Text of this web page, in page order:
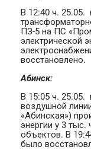
В 12:40 ч. 25.05.
ПЗ-5 на ПС
электрической
восстановлено.
Абинск:
В 15:05 ч. 25.05.
воздушной
«Абинская»)
энергии у 3
объектов. В
было